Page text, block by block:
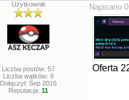
Użytkownik
Liczba postów: 57
Liczba wątków: 9
Dołączył: Sep 2016
Reputacja: 11
Napisano
Oferta